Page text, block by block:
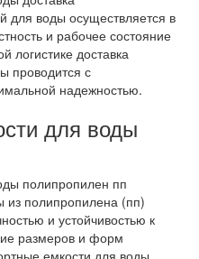
для воды осуществляется в
и рабочее состояние
логистике доставка
проводится с
надежностью.
для воды
из полипропилена (пп)
и устойчивостью к
размеров и форм
емкости для воды